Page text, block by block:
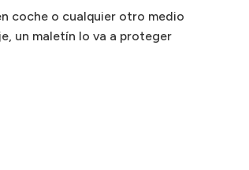
coche o cualquier otro medio
un maletín lo va a proteger